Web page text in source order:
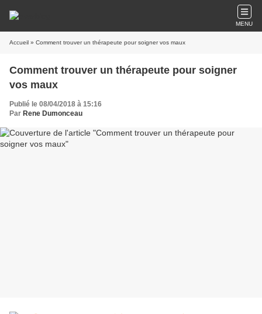
MENU
Accueil » Comment trouver un thérapeute pour soigner vos maux
Comment trouver un thérapeute pour soigner
vos maux
Publié le 08/04/2018 à 15:16
Par Rene Dumonceau